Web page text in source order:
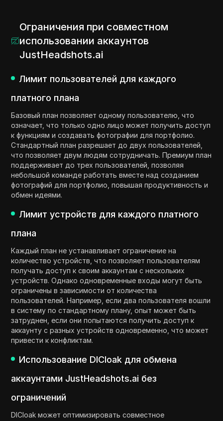
Ограничения при совместном
использовании аккаунтов
JustHeadshots.ai
Лимит пользователей для каждого
платного плана
Базовый план позволяет одному пользователю, что
означает, что только одно лицо может получить доступ
к функциям и создавать фотографии для портфолио.
Стандартный план разрешает до двух пользователей,
что позволяет двум людям сотрудничать. Премиум план
поддерживает до трех пользователей, позволяя
небольшой команде работать вместе над созданием
фотографий для портфолио, повышая продуктивность и
обмен идеями.
Лимит устройств для каждого платного
плана
Каждый план не устанавливает ограничение на
количество устройств, что позволяет пользователям
получать доступ к своим аккаунтам с нескольких
устройств. Однако одновременные входы могут быть
ограничены в зависимости от количества
пользователей. Например, если два пользователя вошли
в систему по стандартному плану, опыт может быть
затруднен, если они попытаются получить доступ к
аккаунту с разных устройств одновременно, что может
привести к конфликтам.
Использование DICloak для обмена
аккаунтами JustHeadshots.ai без
ограничений
DICloak может оптимизировать совместное